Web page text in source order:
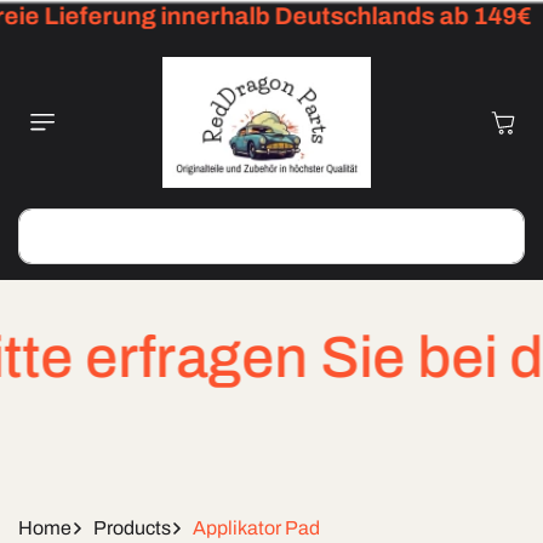
Skip To
Lieferung innerhalb Deutschlands ab 149€
Cart
Sie bei
Home Products Applikator Pad